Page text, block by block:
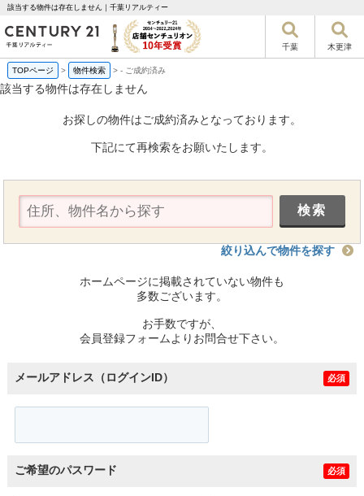
該当する物件は存在しません｜千葉リアルティー
千葉 木更津
TOPページ > 物件検索 >- ご成約済み
該当する物件は存在しません
お探しの物件はご成約済みとなっております。
下記にて再検索をお願いたします。
絞り込んで物件を探す
ホームページに掲載されていない物件も
多数ございます。
お手数ですが、
会員登録フォームよりお問合せ下さい。
メールアドレス（ログインID） 必須
ご希望のパスワード 必須